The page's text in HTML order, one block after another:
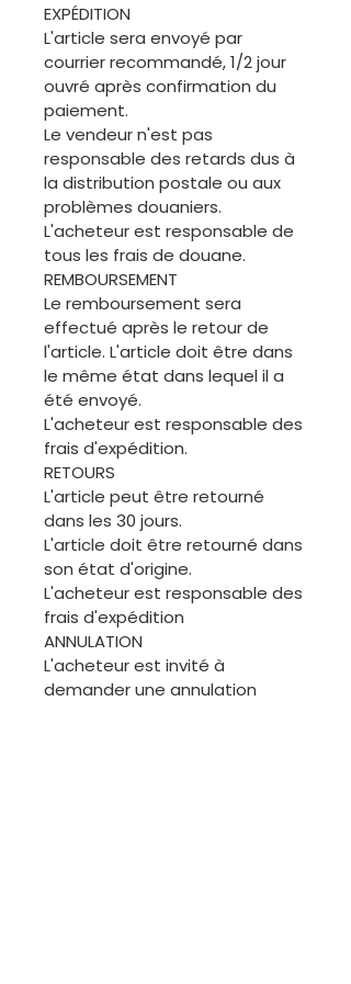
EXPÉDITION
L'article sera envoyé par
courrier recommandé, 1/2 jour
ouvré après confirmation du
paiement.
Le vendeur n'est pas
responsable des retards dus à
la distribution postale ou aux
problèmes douaniers.
L'acheteur est responsable de
tous les frais de douane.
REMBOURSEMENT
Le remboursement sera
effectué après le retour de
l'article. L'article doit être dans
le même état dans lequel il a
été envoyé.
L'acheteur est responsable des
frais d'expédition.
RETOURS
L'article peut être retourné
dans les 30 jours.
L'article doit être retourné dans
son état d'origine.
L'acheteur est responsable des
frais d'expédition
ANNULATION
L'acheteur est invité à
demander une annulation